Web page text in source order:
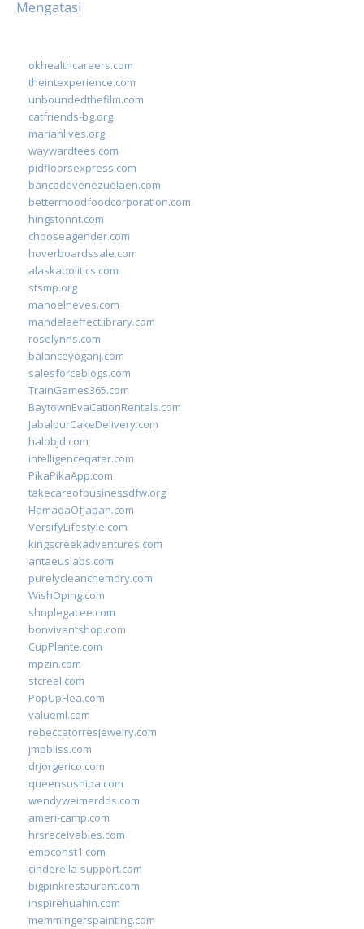
Mengatasi
okhealthcareers.com
theintexperience.com
unboundedthefilm.com
catfriends-bg.org
marianlives.org
waywardtees.com
pidfloorsexpress.com
bancodevenezuelaen.com
bettermoodfoodcorporation.com
hingstonnt.com
chooseagender.com
hoverboardssale.com
alaskapolitics.com
stsmp.org
manoelneves.com
mandelaeffectlibrary.com
roselynns.com
balanceyoganj.com
salesforceblogs.com
TrainGames365.com
BaytownEvaCationRentals.com
JabalpurCakeDelivery.com
halobjd.com
intelligenceqatar.com
PikaPikaApp.com
takecareofbusinessdfw.org
HamadaOfJapan.com
VersifyLifestyle.com
kingscreekadventures.com
antaeuslabs.com
purelycleanchemdry.com
WishOping.com
shoplegacee.com
bonvivantshop.com
CupPlante.com
mpzin.com
stcreal.com
PopUpFlea.com
valueml.com
rebeccatorresjewelry.com
jmpbliss.com
drjorgerico.com
queensushipa.com
wendyweimerdds.com
ameri-camp.com
hrsreceivables.com
empconst1.com
cinderella-support.com
bigpinkrestaurant.com
inspirehuahin.com
memmingerspainting.com